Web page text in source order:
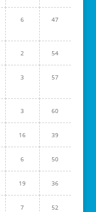
6 47
2 54
3 57
3 60
16 39
6 50
19 36
7 52